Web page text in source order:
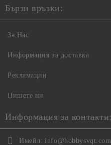
Бързи връзки:
За Нас
Информация за доставка
Рекламации
Пишете ни
Информация за контакти:
Имейл: info@hobbysvqt.com